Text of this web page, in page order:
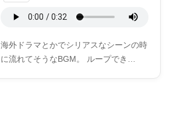
海外ドラマとかでシリアスなシーンの時
に流れてそうなBGM。 ループでき…